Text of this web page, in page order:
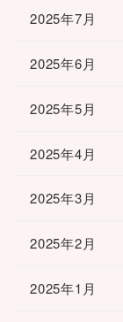
2025年7月
2025年6月
2025年5月
2025年4月
2025年3月
2025年2月
2025年1月